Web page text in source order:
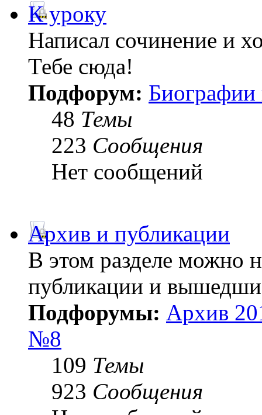
К уроку
Написал сочинение и
Тебе сюда!
Подфорум: Биографии
48 Темы
223 Сообщения
Нет сообщений
Архив и публикации
В этом разделе можно
публикации и
Подфорумы: Архив
№8
109 Темы
923 Сообщения